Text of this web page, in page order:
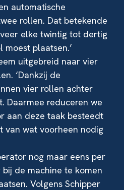
automatische
rollen. Dat betekende
elke twintig tot dertig
moest plaatsen.’
uitgebreid naar vier
‘Dankzij de
vier rollen achter
Daarmee reduceren we
aan deze taak besteedt
van wat voorheen nodig
nog maar eens per
de machine te komen
Volgens Schipper